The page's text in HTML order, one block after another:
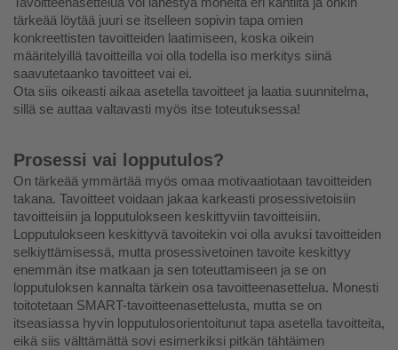
tärkeää löytää juuri se itselleen sopivin tapa omien
konkreettisten tavoitteiden laatimiseen, koska oikein
määritelyillä tavoitteilla voi olla todella iso merkitys siinä
saavutetaanko tavoitteet vai ei.
Ota siis oikeasti aikaa asetella tavoitteet ja laatia suunnitelma,
sillä se auttaa valtavasti myös itse toteutuksessa!
Prosessi vai lopputulos?
On tärkeää ymmärtää myös omaa motivaatiotaan tavoitteiden
takana. Tavoitteet voidaan jakaa karkeasti prosessivetoisiin
tavoitteisiin ja lopputulokseen keskittyviin tavoitteisiin.
Lopputulokseen keskittyvä tavoitekin voi olla avuksi tavoitteiden
selkiyttämisessä, mutta prosessivetoinen tavoite keskittyy
enemmän itse matkaan ja sen toteuttamiseen ja se on
lopputuloksen kannalta tärkein osa tavoitteenasettelua. Monesti
toitotetaan SMART-tavoitteenasettelusta, mutta se on
itseasiassa hyvin lopputulosorientoitunut tapa asetella tavoitteita,
eikä siis välttämättä sovi esimerkiksi pitkän tähtäimen